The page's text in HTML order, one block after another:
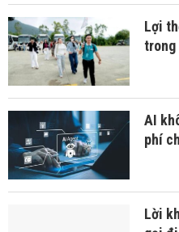
Lợi
trong
AI
phí
Lời